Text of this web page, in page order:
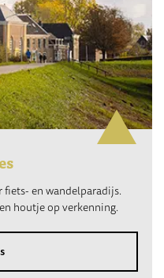
fiets- en wandelparadijs.
houtje op verkenning.